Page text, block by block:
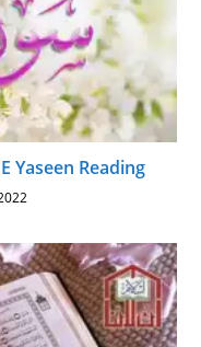
Yaseen Reading